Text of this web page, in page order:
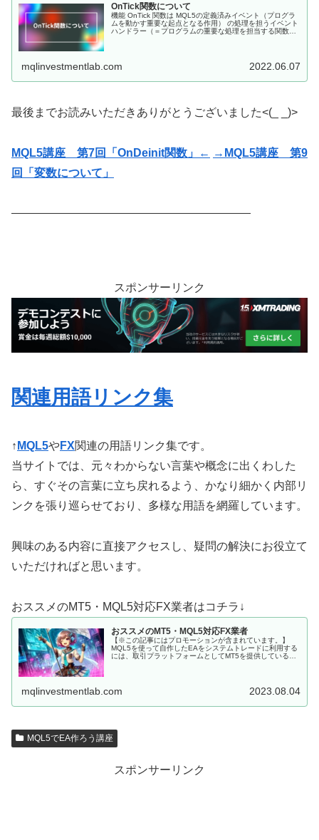
OnTick関数について
機能 OnTick 関数は MQL5の定義済みイベント（プログラ
ムを動かす重要な起点となる作用） の処理を担うイベント
ハンドラー（＝プログラムの重要な処理を担当する関数）
mqlinvestmentlab.com 2022.06.07
最後までお読みいただきありがとうございました<(_ _)>
MQL5講座 第7回「OnDeinit関数」 ← →MQL5講座 第9
回「変数について」
—————————————————————
スポンサーリンク
関連用語リンク集
↑ MQL5やFX関連の用語リンク集です。
当サイトでは、元々わからない言葉や概念に出くわした
ら、すぐその言葉に立ち戻れるよう、かなり細かく内部リ
ンクを張り巡らせており、多様な用語を網羅しています。
興味のある内容に直接アクセスし、疑問の解決にお役立て
いただければと思います。
おススメのMT5・MQL5対応FX業者はコチラ↓
おススメのMT5・MQL5対応FX業者
【※この記事にはプロモーションが含まれています。】
MQL5を使って自作したEAをシステムトレードに利用する
には、取引プラットフォームとしてMT5を提供しているFX
mqlinvestmentlab.com 2023.08.04
MQL5でEA作ろう講座
スポンサーリンク